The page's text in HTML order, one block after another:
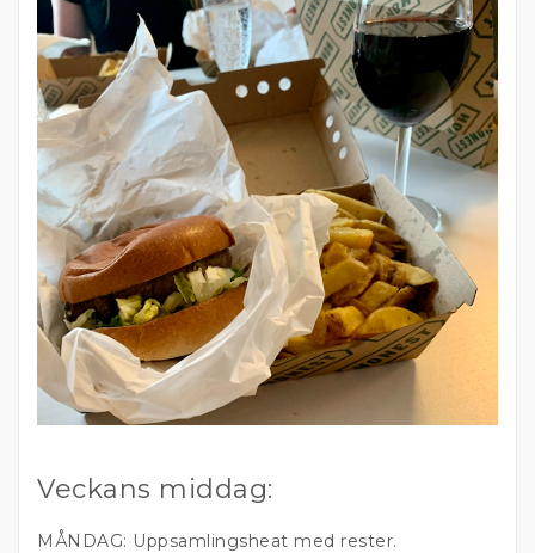
Veckans middag:
MÅNDAG: Uppsamlingsheat med rester.